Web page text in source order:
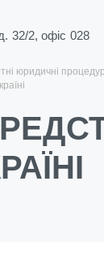
32/2, офіс 028
юридичні